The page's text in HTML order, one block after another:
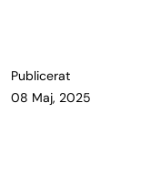
Publicerat
08 Maj, 2025